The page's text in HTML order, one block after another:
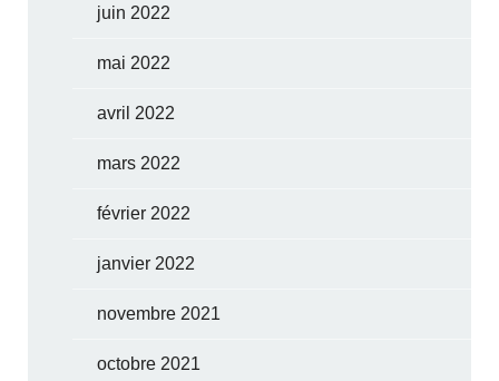
juin 2022
mai 2022
avril 2022
mars 2022
février 2022
janvier 2022
novembre 2021
octobre 2021